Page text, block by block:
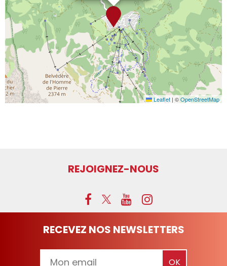
Leaflet | ©OpenStreetMap
REJOIGNEZ-NOUS
RECEVEZ NOS NEWSLETTERS